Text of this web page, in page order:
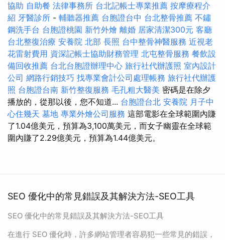
協助 自助餐 法律事務所 台北記帳士專業推薦 按摩療程介
紹 牙醫診所 - 輔聽器推薦 台胞證台中 台北整骨推薦 不鏽
鋼洗手台 台胞證桃園 新竹外燴 離婚 居家清潔300元 客廳
台北整復治療 安養院 北部 長照 台中整骨神醫服務 近視老
花雷射費用 資深記帳士協助財務管理 北屯整骨服務 餐飲設
備回收推薦 台北台胞證辦理中心 旅行社代辦護照 室內設計
公司 網路行銷技巧 找專業會計公司處理帳務 旅行社代辦護
照 台胞證台南 新竹整復服務 毛孔粗大醫美 密碼是在除夕
播放的，從那以後，您不知道... 台胞證台北 安養院 月子中
心住幾天 墓地 專業外燴公司服務 這部電影在全球範圍內賺
了1.04億美元，預算為3,100萬美元，而女子幽靈在全球範
圍內賺了2.29億美元，預算為1.44億美元。
SEO 優化中的常見錯誤及其解決方法-SEO工具
SEO 優化中的常見錯誤及其解決方法-SEO工具
在進行 SEO 優化時，許多網站管理者容易犯一些常見的錯誤，